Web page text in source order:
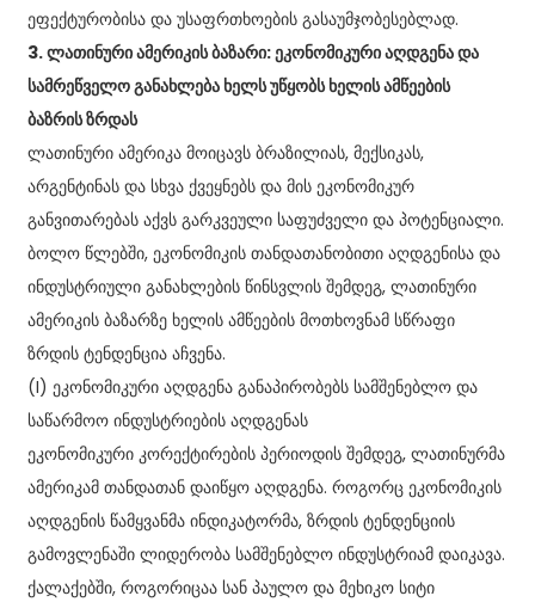
ეფექტურობისა და უსაფრთხოების გასაუმჯობესებლად.
3. ლათინური ამერიკის ბაზარი: ეკონომიკური აღდგენა და
სამრეწველო განახლება ხელს უწყობს ხელის ამწეების
ბაზრის ზრდას
ლათინური ამერიკა მოიცავს ბრაზილიას, მექსიკას,
არგენტინას და სხვა ქვეყნებს და მის ეკონომიკურ
განვითარებას აქვს გარკვეული საფუძველი და პოტენციალი.
ბოლო წლებში, ეკონომიკის თანდათანობითი აღდგენისა და
ინდუსტრიული განახლების წინსვლის შემდეგ, ლათინური
ამერიკის ბაზარზე ხელის ამწეების მოთხოვნამ სწრაფი
ზრდის ტენდენცია აჩვენა.
(I) ეკონომიკური აღდგენა განაპირობებს სამშენებლო და
საწარმოო ინდუსტრიების აღდგენას
ეკონომიკური კორექტირების პერიოდის შემდეგ, ლათინურმა
ამერიკამ თანდათან დაიწყო აღდგენა. როგორც ეკონომიკის
აღდგენის წამყვანმა ინდიკატორმა, ზრდის ტენდენციის
გამოვლენაში ლიდერობა სამშენებლო ინდუსტრიამ დაიკავა.
ქალაქებში, როგორიცაა სან პაულო და მეხიკო სიტი